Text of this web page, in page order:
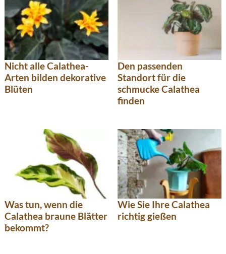
Nicht alle Calathea-
Arten bilden dekorative
Blüten
Den passenden
Standort für die
schmucke Calathea
finden
Was tun, wenn die
Calathea braune Blätter
bekommt?
Wie Sie Ihre Calathea
richtig gießen